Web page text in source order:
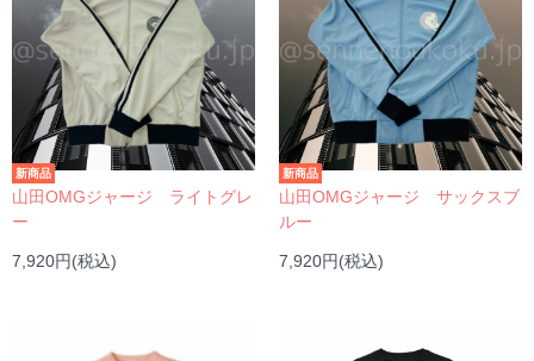
新商品
山田OMGジャージ ライトグレ
ー
7,920円(税込)
新商品
山田OMGジャージ サックスブ
ルー
7,920円(税込)